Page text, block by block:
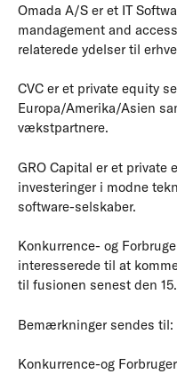
Omada A/S er et IT
mandagement and
relaterede ydelser til
CVC er et private equity
Europa/Amerika/Asien
vækstpartnere.
GRO Capital er et private
investeringer i modne
software-selskaber.
Konkurrence- og
interesserede til at
til fusionen senest den
Bemærkninger sendes til:
Konkurrence-og